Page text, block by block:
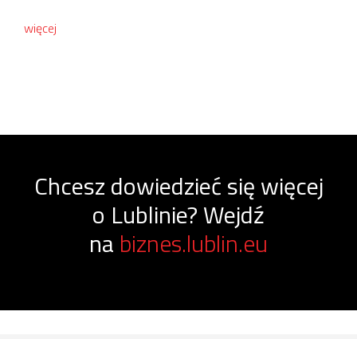
więcej
Chcesz dowiedzieć się więcej
o Lublinie? Wejdź
na biznes.lublin.eu